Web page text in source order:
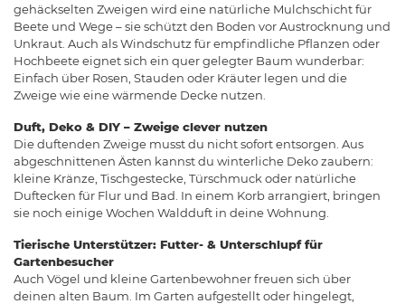
gehäckselten Zweigen wird eine natürliche Mulchschicht für
Beete und Wege – sie schützt den Boden vor Austrocknung und
Unkraut. Auch als Windschutz für empfindliche Pflanzen oder
Hochbeete eignet sich ein quer gelegter Baum wunderbar:
Einfach über Rosen, Stauden oder Kräuter legen und die
Zweige wie eine wärmende Decke nutzen.
Duft, Deko & DIY – Zweige clever nutzen
Die duftenden Zweige musst du nicht sofort entsorgen. Aus
abgeschnittenen Ästen kannst du winterliche Deko zaubern:
kleine Kränze, Tischgestecke, Türschmuck oder natürliche
Duftecken für Flur und Bad. In einem Korb arrangiert, bringen
sie noch einige Wochen Waldduft in deine Wohnung.
Tierische Unterstützer: Futter- & Unterschlupf für
Gartenbesucher
Auch Vögel und kleine Gartenbewohner freuen sich über
deinen alten Baum. Im Garten aufgestellt oder hingelegt,